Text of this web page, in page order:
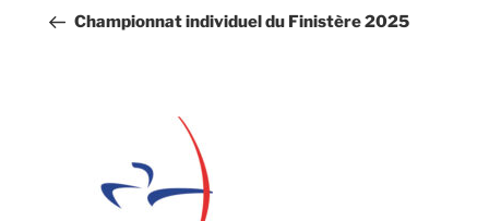
l’article
précédent
Championnat individuel du Finistère 2025